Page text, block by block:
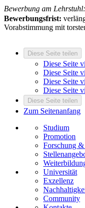
Bewerbung am Lehrstuhl:
Bewerbungsfrist:
Vorabstimmung mit
Diese Seite teilen
Diese Seite
Diese Seite
Diese Seite
Diese Seite
Diese Seite teilen
Zum Seitenanfang
Studium
Promotion
Forschung
Universität
Exzellenz
Community